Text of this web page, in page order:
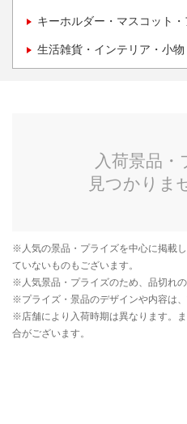
キーホルダー・マスコット
生活雑貨・インテリア・小物